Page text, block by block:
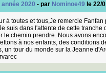
année 2020 - par Nominoe49 le 22/
à toutes et tous,Je remercie
suis dans l'attente de cette
le chemin prendre. Nous avons
à nos enfants, des conditions
un tour du monde sur la Jeanne